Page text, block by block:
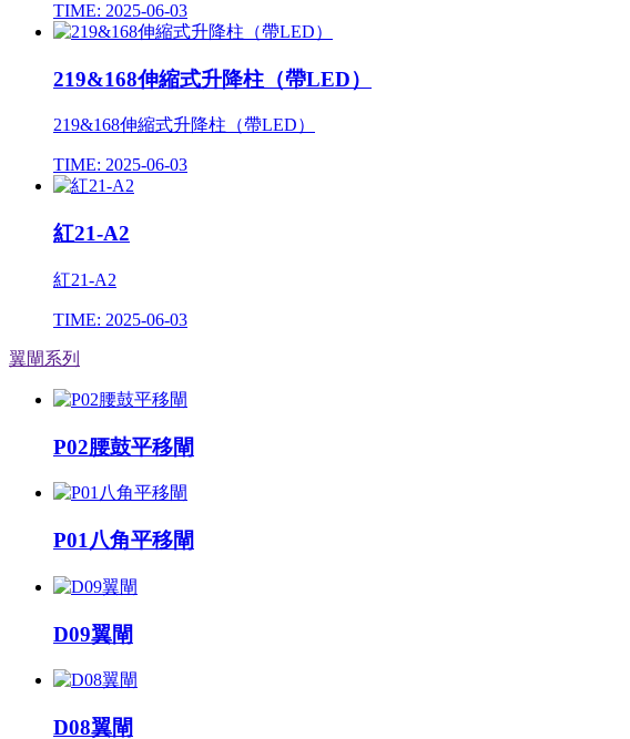
TIME: 2025-06-03
219&168伸縮式升降柱（帶LED）
219&168伸縮式升降柱（帶LED）
TIME: 2025-06-03
紅21-A2
紅21-A2
TIME: 2025-06-03
翼閘系列
P02腰鼓平移閘
P01八角平移閘
D09翼閘
D08翼閘